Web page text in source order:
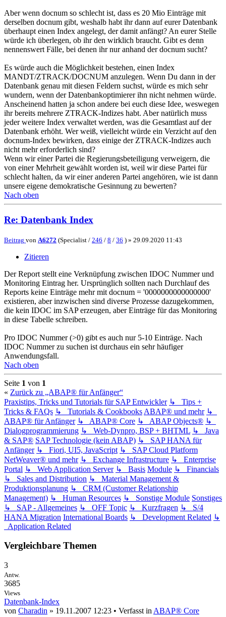
Aber wenn docnum so schlecht ist, dass es 20 Mio Einträge mit
derselben docnum gibt, weshalb habt ihr dann auf eurer Datenbank
überhaupt einen Index angelegt, der damit anfängt? An eurer Stelle
würde ich überlegen, ob ihr den wirklich braucht. Gibt es denn
nennenswert Fälle, bei denen ihr nur anhand der docnum sucht?
Es würde auch die Möglichkeit bestehen, einen Index
MANDT/ZTRACK/DOCNUM anzulegen. Wenn Du dann in der
Datenbank genau mit diesen Feldern suchst, würde es mich sehr
wundern, wenn der Datenbankoptimierer ihn nicht nehmen würde.
Anscheinend hatten ja schon andere bei euch diese Idee, weswegen
ihr bereits mehrere ZTRACK-Indizes habt. Aber natürlich muss
jeder weitere Index verwaltet werden, was die Gesamtlast auf der
Datenbank erhöht. Wer weiß, vielleicht würde ein Verzicht auf den
docnum-Index bewirken, dass einige der ZTRACK-Indizes auch
nicht mehr erforderlich sind?
Wenn wir einer Partei die Regierungsbeteiligung verweigern, die
von einer Mehrheit gewählt worden ist, weil wir diese Partei für
schlecht halten, da wir einer anderen Partei angehören, wie ist dann
unsere eigene demokratische Gesinnung zu bewerten?
Nach oben
Re: Datenbank Index
Beitrag von A6272 (Specialist / 246 / 8 / 36 ) » 29.09.2020 11:43
Zitieren
Der Report stellt eine Verknüpfung zwischen IDOC Nummer und
Monitoring Eintrag her. Ursprünglich sollten nach Durchlauf des
Reports keine Einträge mehr mit docnum = '0000000000000000'
existieren, aber inzwischen sind diverse Prozesse dazugekommen,
die kein IDOC im SAP erzeugen, aber Einträge für das Monitoring
in diese Tabelle schreiben.
Pro IDOC Nummer (>0) gibt es auch nur 5-10 Einträge. Nach
IDOC Nummer zu suchen ist durchaus ein sehr häufiger
Anwendungsfall.
Nach oben
Seite 1 von 1
« Zurück zu „ABAP® für Anfänger“
Praxistips, Tricks und Tutorials für SAP Entwickler ↳ Tips +
Tricks & FAQs ↳ Tutorials & Cookbooks ABAP® und mehr ↳
ABAP® für Anfänger ↳ ABAP® Core ↳ ABAP Objects® ↳
Dialogprogrammierung ↳ Web-Dynpro, BSP + BHTML ↳ Java
& SAP® SAP Technologie (kein ABAP) ↳ SAP HANA für
Anfänger ↳ Fiori, UI5, JavaScript ↳ SAP Cloud Platform
NetWeaver® und mehr ↳ Exchange Infrastructure ↳ Enterprise
Portal ↳ Web Application Server ↳ Basis Module ↳ Financials
↳ Sales and Distribution ↳ Material Management &
Produktionsplanung ↳ CRM (Customer Relationship
Management) ↳ Human Resources ↳ Sonstige Module Sonstiges
↳ SAP - Allgemeines ↳ OFF Topic ↳ Kurzfragen ↳ S/4
HANA Migration International Boards ↳ Development Related ↳
Application Related
Vergleichbare Themen
3
Antw.
3685
Views
Datenbank-Index
von Charadin » 19.11.2007 12:23 • Verfasst in ABAP® Core